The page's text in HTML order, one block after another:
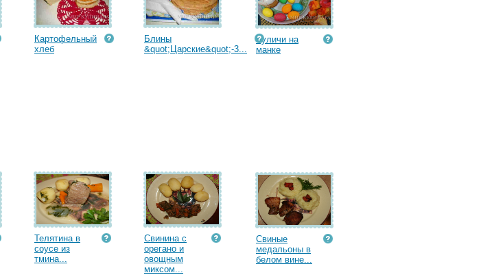
Картофельный
хлеб
Блины
&quot;Царские&quot;-3...
Куличи на
манке
Телятина в
соусе из
тмина...
Свинина с
орегано и
овощным
миксом...
Свиные
медальоны в
белом вине...